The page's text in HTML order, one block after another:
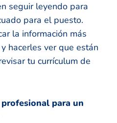
seguir leyendo para
para el puesto.
la información más
hacerles ver que están
tu currículum de
para un